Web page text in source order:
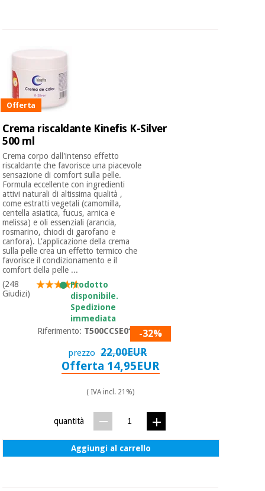
Offerta
Crema riscaldante Kinefis K-Silver
500 ml
Crema corpo dall'intenso effetto
riscaldante che favorisce una piacevole
sensazione di comfort sulla pelle.
Formula eccellente con ingredienti
attivi naturali di altissima qualità ,
come estratti vegetali (camomilla,
centella asiatica, fucus, arnica e
melissa) e oli essenziali (arancia,
rosmarino, chiodi di garofano e
canfora). L'applicazione della crema
sulla pelle crea un effetto termico che
favorisce il condizionamento e il
comfort della pelle ...
(248
Giudizi)
Prodotto
disponibile.
Spedizione
immediata
Riferimento: T500CCSE0197-32%
prezzo 22,00EUR
Offerta 14,95EUR
( IVA incl. 21%)
quantità
Aggiungi al carrello